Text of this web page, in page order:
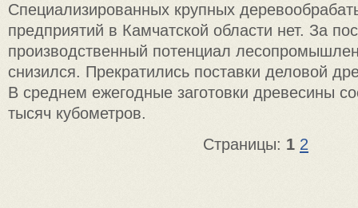
Специализированных крупных
предприятий в Камчатской области нет. За
производственный потенциал
снизился. Прекратились поставки деловой
В среднем ежегодные заготовки древесины
тысяч кубометров.
Страницы: 1 2